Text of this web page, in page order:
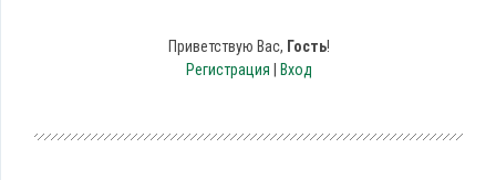
Приветствую Вас, Гость!
Регистрация
Вход